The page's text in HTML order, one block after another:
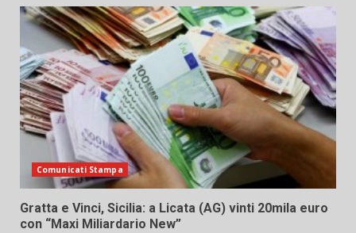
Comunicati Stampa
Gratta e Vinci, Sicilia: a Licata (AG) vinti 20mila euro
con “Maxi Miliardario New”